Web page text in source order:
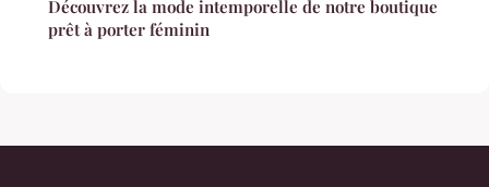
Découvrez la mode intemporelle de notre boutique
prêt à porter féminin